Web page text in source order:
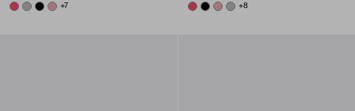
PEONY PINK
DARK GREY
BLACKROSY BLUSH
+7 PEONY PINK
BLACKROSY BLUSH
DARK GREY
+8